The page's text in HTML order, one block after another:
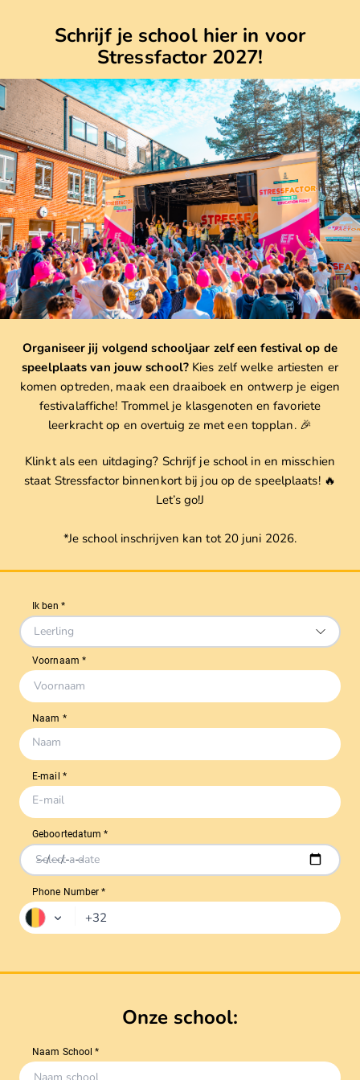
Schrijf je school hier in voor
Stressfactor 2027!
Organiseer jij volgend schooljaar zelf een festival op de
speelplaats van jouw school? Kies zelf welke artiesten er
komen optreden, maak een draaiboek en ontwerp je eigen
festivalaffiche! Trommel je klasgenoten en favoriete
leerkracht op en overtuig ze met een topplan. 🎉
Klinkt als een uitdaging? Schrijf je school in en misschien
staat Stressfactor binnenkort bij jou op de speelplaats! 🔥
Let’s go!J
*Je school inschrijven kan tot 20 juni 2026.
Geboortedatum *
Select a date
Phone Number *
Onze school: